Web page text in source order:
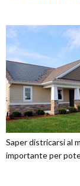
Saper districarsi al
importante per